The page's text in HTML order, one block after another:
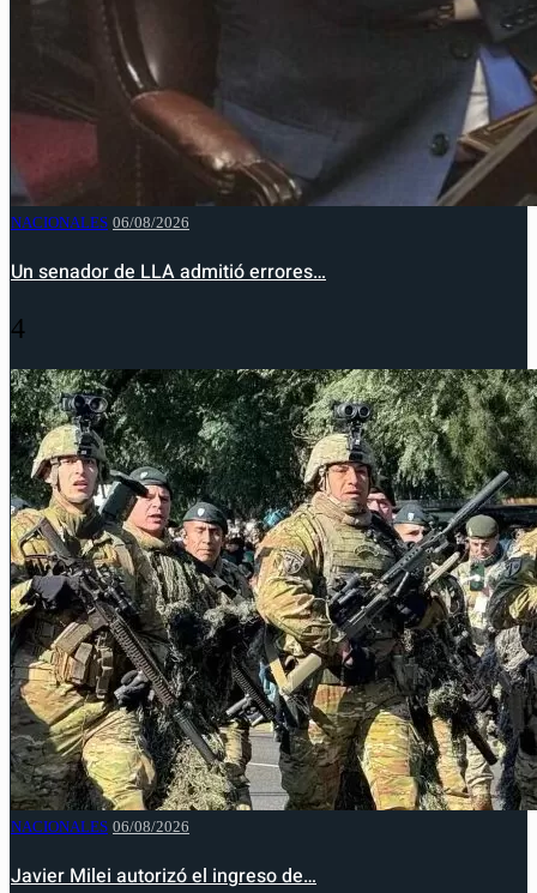
NACIONALES 06/08/2026
Un senador de LLA admitió errores…
4
NACIONALES 06/08/2026
Javier Milei autorizó el ingreso de…